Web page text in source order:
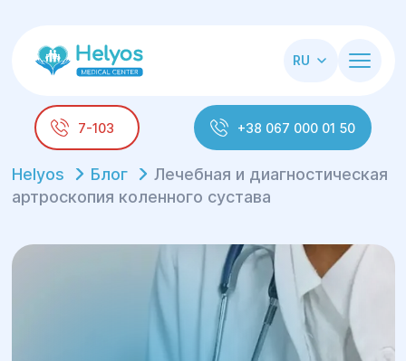
RU
7-103 +38 067 000 01 50
Helyos Блог
Лечебная и диагностическая
артроскопия коленного сустава